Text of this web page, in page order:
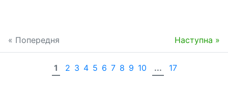
« Попередня Наступна »
1 2 3 4 5 6 7 8 9 10 ... 17